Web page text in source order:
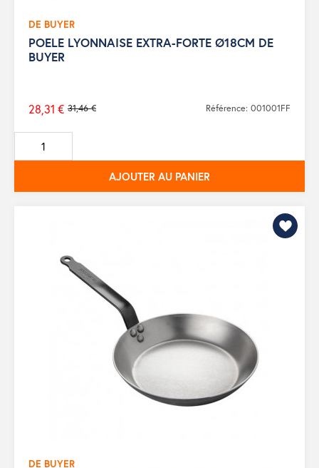
DE BUYER
POELE LYONNAISE EXTRA-FORTE Ø18CM DE
BUYER
Prix
de
base
31,46 €
28,31 € Référence: 001001FF
AJOUTER AU PANIER
DE BUYER